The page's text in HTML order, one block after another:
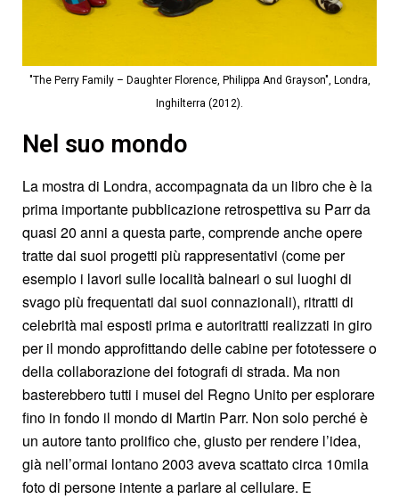
"The Perry Family – Daughter Florence, Philippa And Grayson", Londra,
Inghilterra (2012).
Nel suo mondo
La mostra di Londra, accompagnata da un libro che è la
prima importante pubblicazione retrospettiva su Parr da
quasi 20 anni a questa parte, comprende anche opere
tratte dai suoi progetti più rappresentativi (come per
esempio i lavori sulle località balneari o sui luoghi di
svago più frequentati dai suoi connazionali), ritratti di
celebrità mai esposti prima e autoritratti realizzati in giro
per il mondo approfittando delle cabine per fototessere o
della collaborazione dei fotografi di strada. Ma non
basterebbero tutti i musei del Regno Unito per esplorare
fino in fondo il mondo di Martin Parr. Non solo perché è
un autore tanto prolifico che, giusto per rendere l’idea,
già nell’ormai lontano 2003 aveva scattato circa 10mila
foto di persone intente a parlare al cellulare. E